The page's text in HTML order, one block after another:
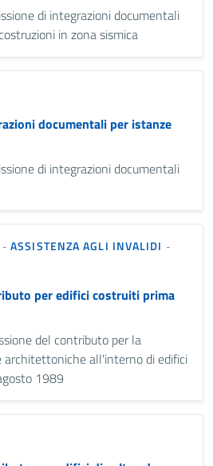
di integrazioni documentali
in zona sismica
documentali per istanze
di integrazioni documentali
-ASSISTENZA AGLI INVALIDI -
per edifici costruiti prima
del contributo per la
architettoniche all'interno di edifici
1989